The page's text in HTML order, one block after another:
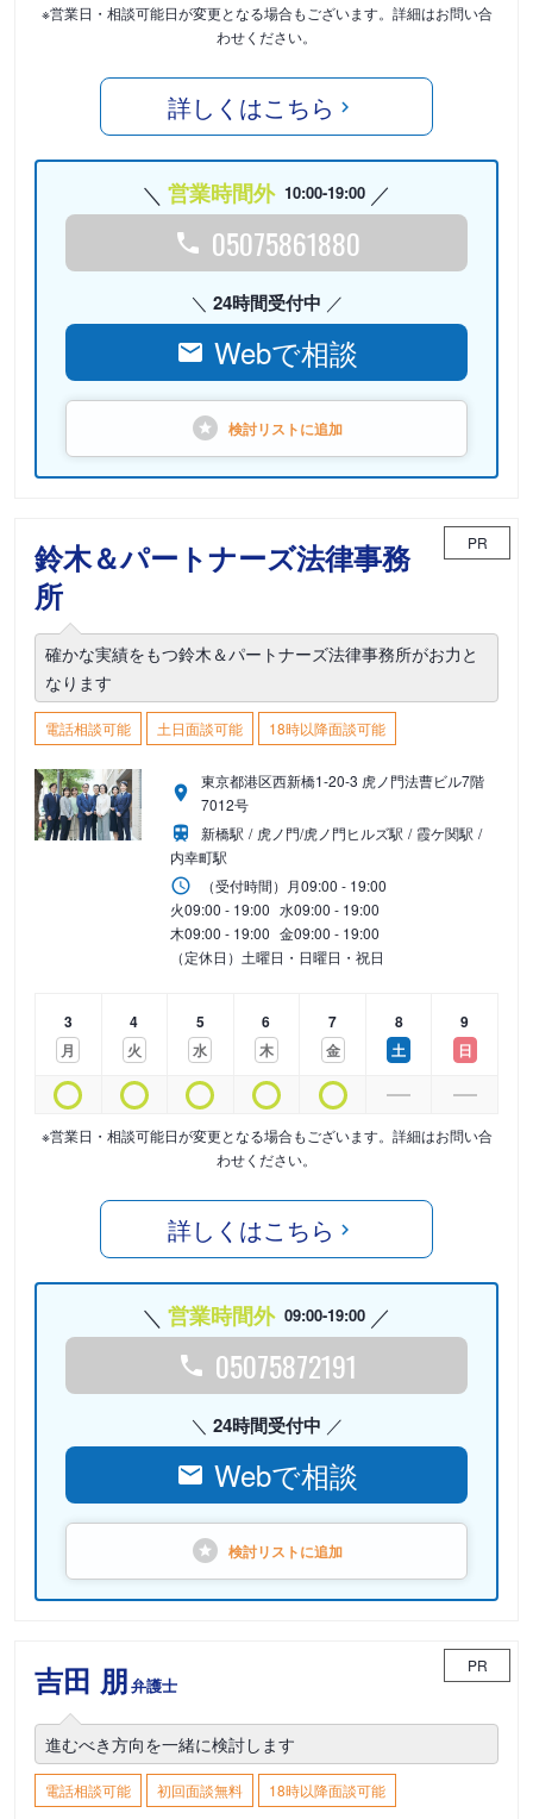
※営業日・相談可能日が変更となる場合もございます。詳細はお問い合
わせください。
詳しくはこちら
営業時間外 10:00-19:00
05075861880
24時間受付中
Webで相談
検討リストに追加
鈴木＆パートナーズ法律事務
所
PR
確かな実績をもつ鈴木＆パートナーズ法律事務所がお力と
なります
電話相談可能 土日面談可能 18時以降面談可能
東京都港区西新橋1-20-3 虎ノ門法曹ビル7階
7012号
新橋駅
虎ノ門/虎ノ門ヒルズ駅
霞ケ関駅
内幸町駅
（受付時間） 月09:00 - 19:00
火09:00 - 19:00 水09:00 - 19:00
木09:00 - 19:00 金09:00 - 19:00
（定休日）土曜日・日曜日・祝日
3
月
4
火
5
水
6
木
7
金
8
土
9
日
※営業日・相談可能日が変更となる場合もございます。詳細はお問い合
わせください。
詳しくはこちら
営業時間外 09:00-19:00
05075872191
24時間受付中
Webで相談
検討リストに追加
吉田 朋弁護士
PR
進むべき方向を一緒に検討します
電話相談可能 初回面談無料 18時以降面談可能